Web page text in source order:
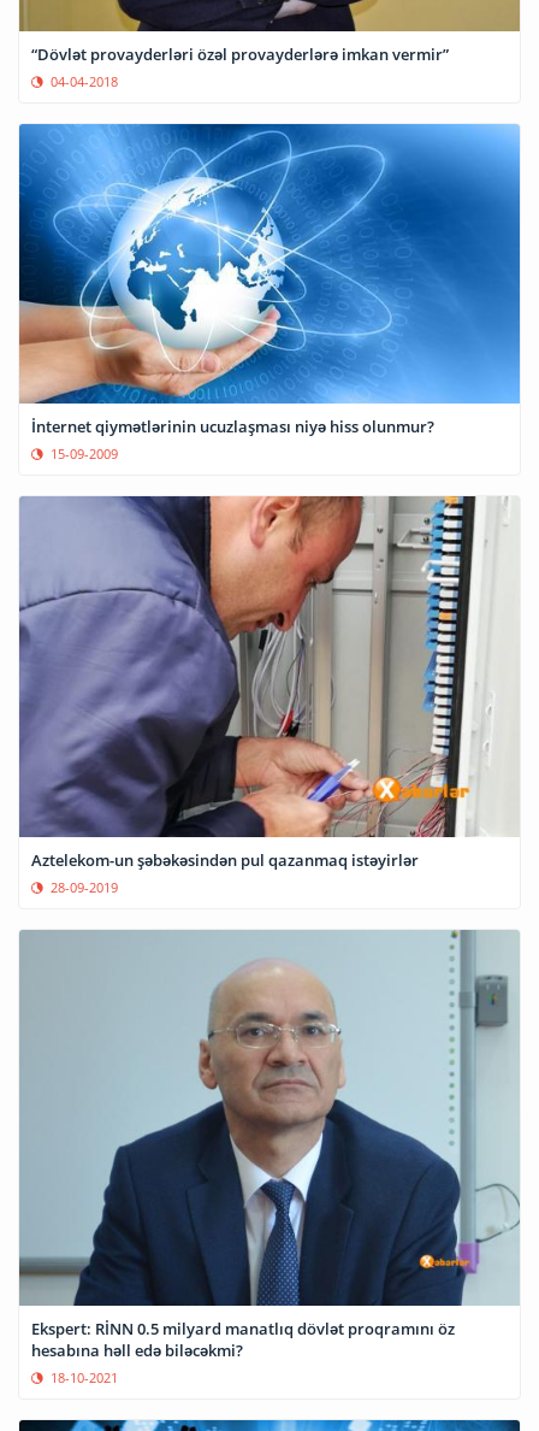
“Dövlət provayderləri özəl provayderlərə imkan vermir”
04-04-2018
İnternet qiymətlərinin ucuzlaşması niyə hiss olunmur?
15-09-2009
Aztelekom-un şəbəkəsindən pul qazanmaq istəyirlər
28-09-2019
Ekspert: RİNN 0.5 milyard manatlıq dövlət proqramını öz
hesabına həll edə biləcəkmi?
18-10-2021